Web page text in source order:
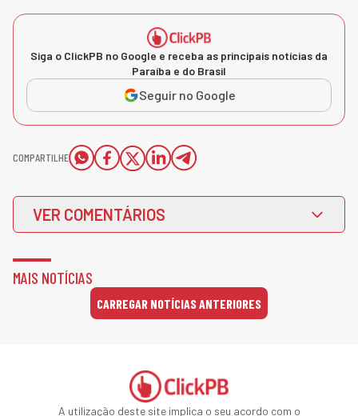
Siga o ClickPB no Google e receba as principais notícias da
Paraíba e do Brasil
Seguir no Google
COMPARTILHE
VER COMENTÁRIOS
MAIS NOTÍCIAS
CARREGAR NOTÍCIAS ANTERIORES
A utilização deste site implica o seu acordo com o